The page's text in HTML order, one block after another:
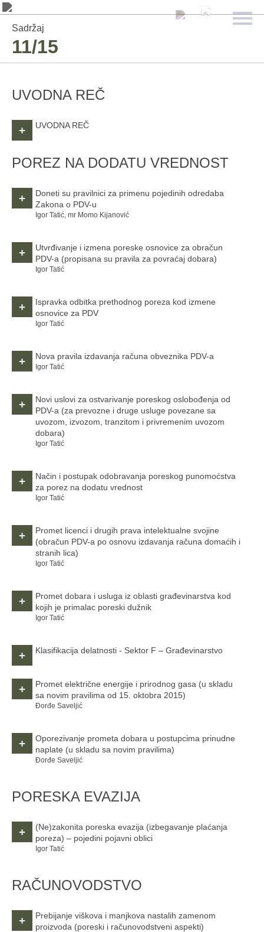
Sadržaj
11/15
UVODNA REČ
+ UVODNA REČ
POREZ NA DODATU VREDNOST
+
Doneti su pravilnici za primenu pojedinih odredaba
Zakona o PDV-u
Igor Tatić, mr Momo Kijanović
+
Utvrđivanje i izmena poreske osnovice za obračun
PDV-a (propisana su pravila za povraćaj dobara)
Igor Tatić
+
Ispravka odbitka prethodnog poreza kod izmene
osnovice za PDV
Igor Tatić
+ Nova pravila izdavanja računa obveznika PDV-a
Igor Tatić
+
Novi uslovi za ostvarivanje poreskog oslobođenja od
PDV-a (za prevozne i druge usluge povezane sa
uvozom, izvozom, tranzitom i privremenim uvozom
dobara)
Igor Tatić
+
Način i postupak odobravanja poreskog punomoćstva
za porez na dodatu vrednost
Igor Tatić
+
Promet licenci i drugih prava intelektualne svojine
(obračun PDV-a po osnovu izdavanja računa domaćih i
stranih lica)
Igor Tatić
+
Promet dobara i usluga iz oblasti građevinarstva kod
kojih je primalac poreski dužnik
Igor Tatić
+ Klasifikacija delatnosti - Sektor F – Građevinarstvo
+ Promet električne energije i prirodnog gasa (u skladu
sa novim pravilima od 15. oktobra 2015)
Đorđe Saveljić
+
Oporezivanje prometa dobara u postupcima prinudne
naplate (u skladu sa novim pravilima)
Đorđe Saveljić
PORESKA EVAZIJA
+
(Ne)zakonita poreska evazija (izbegavanje plaćanja
poreza) – pojedini pojavni oblici
Igor Tatić
RAČUNOVODSTVO
+
Prebijanje viškova i manjkova nastalih zamenom
proizvoda (poreski i računovodstveni aspekti)